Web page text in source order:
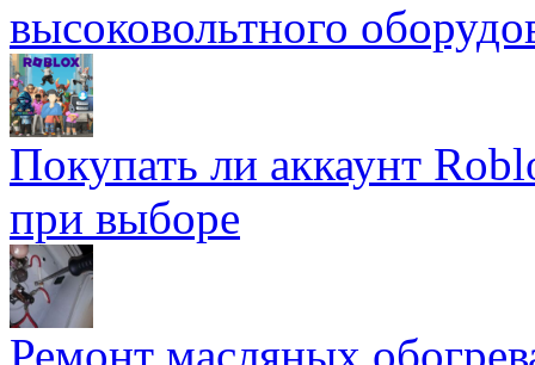
высоковольтного
Покупать ли аккаунт
при выборе